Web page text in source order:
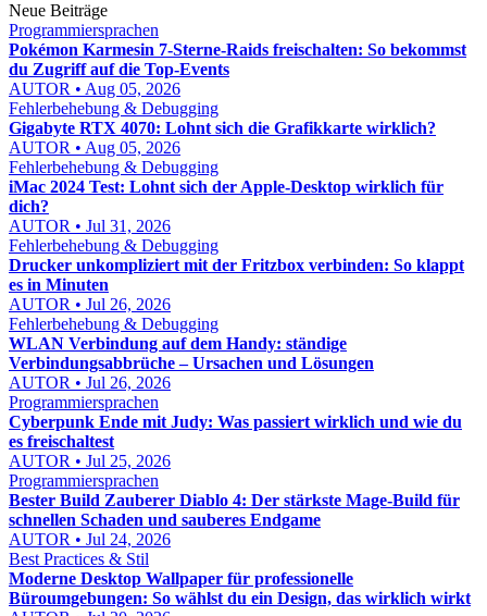
Neue Beiträge
Programmiersprachen
Pokémon Karmesin 7-Sterne-Raids freischalten: So bekommst
du Zugriff auf die Top-Events
AUTOR • Aug 05, 2026
Fehlerbehebung & Debugging
Gigabyte RTX 4070: Lohnt sich die Grafikkarte wirklich?
AUTOR • Aug 05, 2026
Fehlerbehebung & Debugging
iMac 2024 Test: Lohnt sich der Apple-Desktop wirklich für
dich?
AUTOR • Jul 31, 2026
Fehlerbehebung & Debugging
Drucker unkompliziert mit der Fritzbox verbinden: So klappt
es in Minuten
AUTOR • Jul 26, 2026
Fehlerbehebung & Debugging
WLAN Verbindung auf dem Handy: ständige
Verbindungsabbrüche – Ursachen und Lösungen
AUTOR • Jul 26, 2026
Programmiersprachen
Cyberpunk Ende mit Judy: Was passiert wirklich und wie du
es freischaltest
AUTOR • Jul 25, 2026
Programmiersprachen
Bester Build Zauberer Diablo 4: Der stärkste Mage-Build für
schnellen Schaden und sauberes Endgame
AUTOR • Jul 24, 2026
Best Practices & Stil
Moderne Desktop Wallpaper für professionelle
Büroumgebungen: So wählst du ein Design, das wirklich wirkt